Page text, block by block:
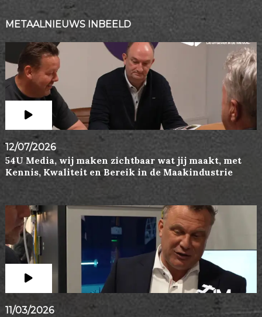
METAALNIEUWS INBEELD
12/07/2026
54U Media, wij maken zichtbaar wat jij maakt, met
Kennis, Kwaliteit en Bereik in de Maakindustrie
11/03/2026